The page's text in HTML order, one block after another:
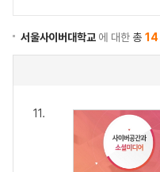
서울사이버대학교에 대한총 14
11.